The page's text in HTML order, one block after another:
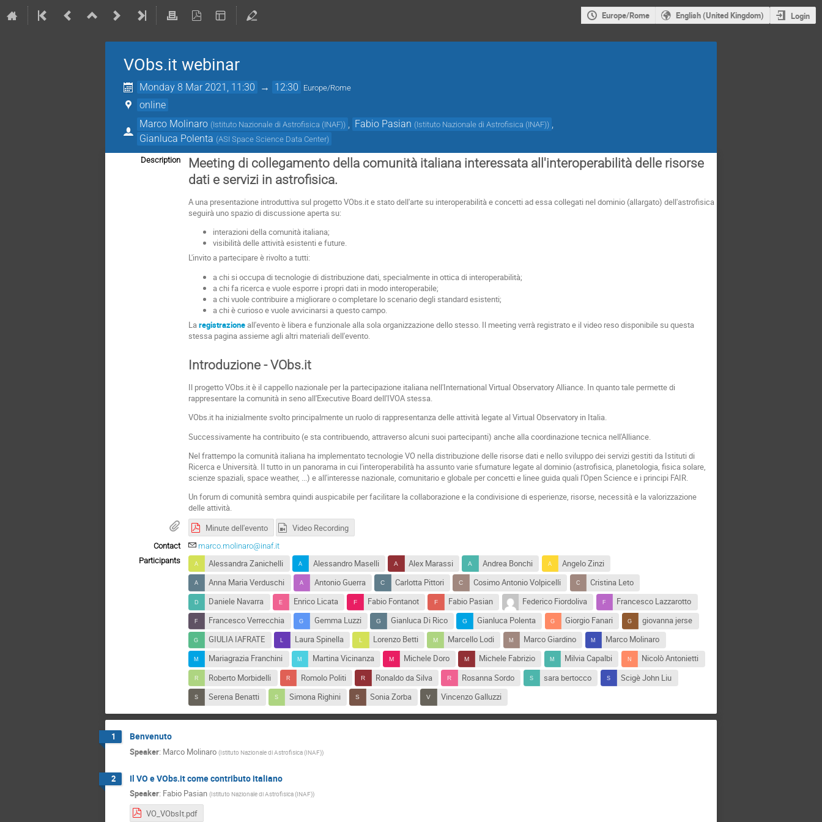
Europe/Rome English (United Kingdom) Login
VObs.it webinar
Monday 8 Mar 2021, 11:30 → 12:30 Europe/Rome
online
Marco Molinaro (Istituto Nazionale di Astrofisica (INAF)) Fabio Pasian (Istituto Nazionale di Astrofisica (INAF))
Gianluca Polenta (ASI Space Science Data Center)
Description
Meeting di collegamento della comunità italiana interessata all'interoperabilità delle risorse
dati e servizi in astrofisica.
A una presentazione introduttiva sul progetto VObs.it e stato dell'arte su interoperabilità e concetti ad essa collegati nel dominio (allargato) dell'astrofisica
seguirà uno spazio di discussione aperta su:
interazioni della comunità italiana;
visibilità delle attività esistenti e future.
L'invito a partecipare è rivolto a tutti:
a chi si occupa di tecnologie di distribuzione dati, specialmente in ottica di interoperabilità;
a chi fa ricerca e vuole esporre i propri dati in modo interoperabile;
a chi vuole contribuire a migliorare o completare lo scenario degli standard esistenti;
a chi è curioso e vuole avvicinarsi a questo campo.
Laregistrazioneall'evento è libera e funzionale alla sola organizzazione dello stesso. Il meeting verrà registrato e il video reso disponibile su questa
stessa pagina assieme agli altri materiali dell'evento.
Introduzione - VObs.it
Il progetto VObs.it è il cappello nazionale per la partecipazione italiana nell'International Virtual Observatory Alliance. In quanto tale permette di
rappresentare la comunità in seno all'Executive Board dell'IVOA stessa.
VObs.it ha inizialmente svolto principalmente un ruolo di rappresentanza delle attività legate al Virtual Observatory in Italia.
Successivamente ha contribuito (e sta contribuendo, attraverso alcuni suoi partecipanti) anche alla coordinazione tecnica nell'Alliance.
Nel frattempo la comunità italiana ha implementato tecnologie VO nella distribuzione delle risorse dati e nello sviluppo dei servizi gestiti da Istituti di
Ricerca e Università. Il tutto in un panorama in cui l'interoperabilità ha assunto varie sfumature legate al dominio (astrofisica, planetologia, fisica solare,
scienze spaziali, space weather, ...) e all'interesse nazionale, comunitario e globale per concetti e linee guida quali l'Open Science e i principi FAIR.
Un forum di comunità sembra quindi auspicabile per facilitare la collaborazione e la condivisione di esperienze, risorse, necessità e la valorizzazione
delle attività.
Minute dell'evento
Video Recording
Contact
marco.molinaro@inaf.it
Participants
Alessandra Zanichelli Alessandro Maselli Alex Marassi Andrea Bonchi
Angelo Zinzi
Anna Maria Verduschi
Antonio Guerra Carlotta Pittori Cosimo Antonio Volpicelli
Cristina Leto
Daniele Navarra
Enrico Licata Fabio Fontanot Fabio Pasian Federico Fiordoliva
Francesco Lazzarotto
Francesco Verrecchia
Gemma Luzzi Gianluca Di Rico Gianluca Polenta Giorgio Fanari
giovanna jerse
GIULIA IAFRATE
Laura Spinella Lorenzo Betti Marcello Lodi Marco Giardino
Marco Molinaro
Mariagrazia Franchini
Martina Vicinanza Michele Doro Michele Fabrizio Milvia Capalbi
Nicolò Antonietti
Roberto Morbidelli
Romolo Politi Ronaldo da Silva Rosanna Sordo sara bertocco
Scigè John Liu
Serena Benatti
Simona Righini Sonia Zorba Vincenzo Galluzzi
1 Benvenuto
Speaker: Marco Molinaro (Istituto Nazionale di Astrofisica (INAF))
2 Il VO e VObs.it come contributo italiano
Speaker: Fabio Pasian (Istituto Nazionale di Astrofisica (INAF))
VO_VObsIt.pdf